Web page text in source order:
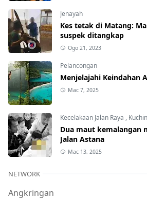
Jenayah
Kes tetak di Matang:
suspek ditangkap
Ogo 21, 2023
Pelancongan
Menjelajahi Keindahan
Mac 7, 2025
Kecelakaan Jalan Raya ,
Dua maut kemalangan
Jalan Astana
Mac 13, 2025
NETWORK
Angkringan